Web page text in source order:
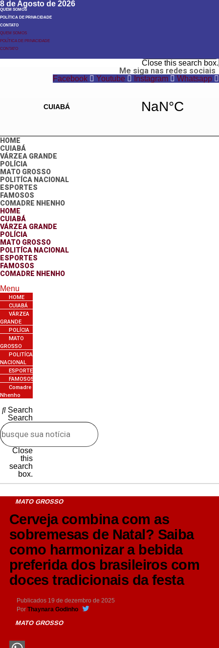
8 de Agosto de 2026
QUEM SOMOS
POLÍTICA DE PRIVACIDADE
CONTATO
QUEM SOMOS
POLÍTICA DE PRIVACIDADE
CONTATO
Close this search box.
Me siga nas redes sociais
Facebook Youtube Instagram Whatsapp
HOME
CUIABÁ
VÁRZEA GRANDE
POLÍCIA
MATO GROSSO
POLITÍCA NACIONAL
ESPORTES
FAMOSOS
COMADRE NHENHO
HOME
CUIABÁ
VÁRZEA GRANDE
POLÍCIA
MATO GROSSO
POLITÍCA NACIONAL
ESPORTES
FAMOSOS
COMADRE NHENHO
Menu
HOME
CUIABÁ
VÁRZEA
GRANDE
POLÍCIA
MATO
GROSSO
POLITÍCA
NACIONAL
ESPORTES
FAMOSOS
Comadre
Nhenho
Search
Search
Close
this
search
box.
MATO GROSSO
Cerveja combina com as
sobremesas de Natal? Saiba
como harmonizar a bebida
preferida dos brasileiros com
doces tradicionais da festa
Publicados 19 de dezembro de 2025
Por Thaynara Godinho
MATO GROSSO